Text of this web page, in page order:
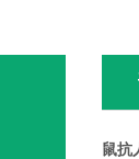
鼠抗